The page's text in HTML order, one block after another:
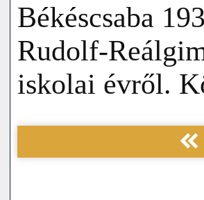
Békéscsaba
Rudolf-
iskolai évről.